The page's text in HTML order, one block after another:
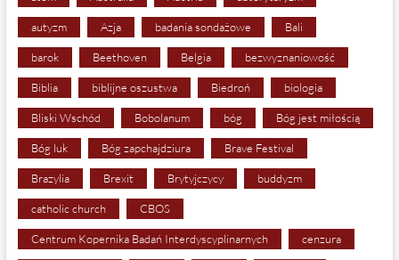
autyzm Azja badania sondażowe Bali
barok Beethoven Belgia bezwyznaniowość
Biblia biblijne oszustwa Biedroń biologia
Bliski Wschód Bobolanum bóg Bóg jest miłością
Bóg luk Bóg zapchajdziura Brave Festival
Brazylia Brexit Brytyjczycy buddyzm
catholic church CBOS
Centrum Kopernika Badań Interdyscyplinarnych cenzura